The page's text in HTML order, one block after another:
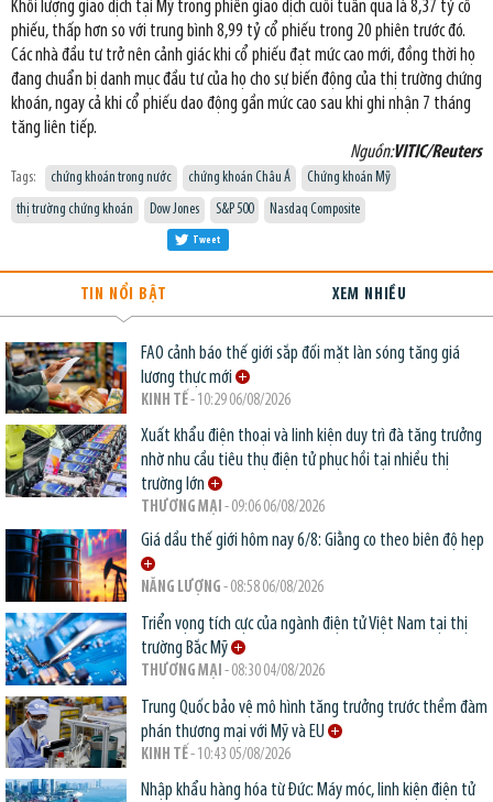
Khối lượng giao dịch tại Mỹ trong phiên giao dịch cuối tuần qua là 8,37 tỷ cổ
phiếu, thấp hơn so với trung bình 8,99 tỷ cổ phiếu trong 20 phiên trước đó.
Các nhà đầu tư trở nên cảnh giác khi cổ phiếu đạt mức cao mới, đồng thời họ
đang chuẩn bị danh mục đầu tư của họ cho sự biến động của thị trường chứng
khoán, ngay cả khi cổ phiếu dao động gần mức cao sau khi ghi nhận 7 tháng
tăng liên tiếp.
Nguồn:VITIC/Reuters
Tags: chứng khoán trong nước chứng khoán Châu Á
Chứng khoán Mỹ
thị trường chứng khoán
Dow Jones S&P 500 Nasdaq Composite
Tweet
TIN NỔI BẬT XEM NHIỀU
FAO cảnh báo thế giới sắp đối mặt làn sóng tăng giá
lương thực mới
KINH TẾ- 10:29 06/08/2026
Xuất khẩu điện thoại và linh kiện duy trì đà tăng trưởng
nhờ nhu cầu tiêu thụ điện tử phục hồi tại nhiều thị
trường lớn
THƯƠNG MẠI - 09:06 06/08/2026
Giá dầu thế giới hôm nay 6/8: Giằng co theo biên độ hẹp
NĂNG LƯỢNG - 08:58 06/08/2026
Triển vọng tích cực của ngành điện tử Việt Nam tại thị
trường Bắc Mỹ
THƯƠNG MẠI - 08:30 04/08/2026
Trung Quốc bảo vệ mô hình tăng trưởng trước thềm đàm
phán thương mại với Mỹ và EU
KINH TẾ- 10:43 05/08/2026
Nhập khẩu hàng hóa từ Đức: Máy móc, linh kiện điện tử